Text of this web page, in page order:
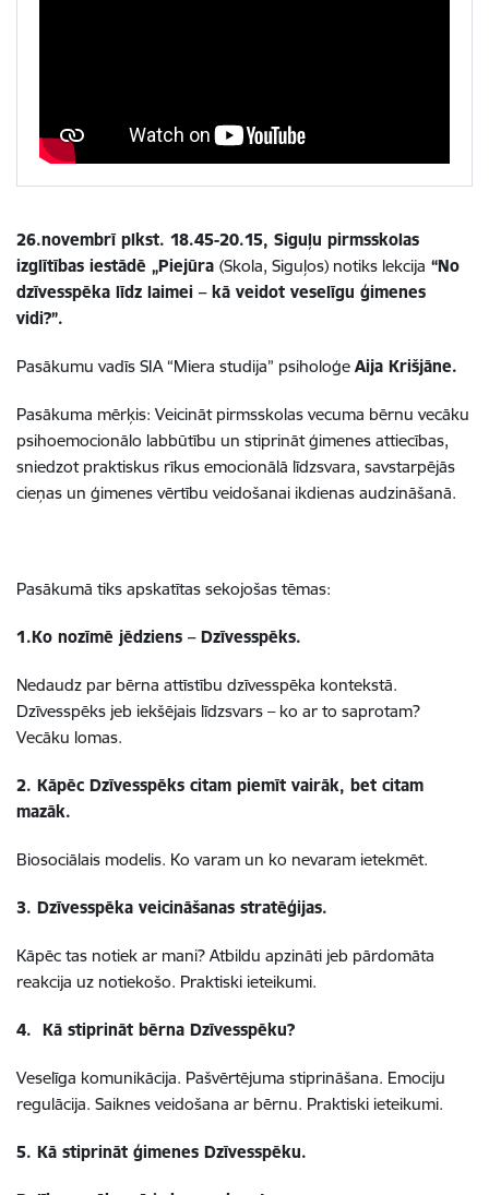
26.novembrī plkst. 18.45-20.15, Siguļu pirmsskolas
izglītības iestādē „Piejūra (Skola, Siguļos) notiks lekcija “No
dzīvesspēka līdz laimei – kā veidot veselīgu ģimenes
vidi?”.
Pasākumu vadīs SIA “Miera studija” psiholoģe Aija Krišjāne.
Pasākuma mērķis: Veicināt pirmsskolas vecuma bērnu vecāku
psihoemocionālo labbūtību un stiprināt ģimenes attiecības,
sniedzot praktiskus rīkus emocionālā līdzsvara, savstarpējās
cieņas un ģimenes vērtību veidošanai ikdienas audzināšanā.
Pasākumā tiks apskatītas sekojošas tēmas:
1.Ko nozīmē jēdziens – Dzīvesspēks.
Nedaudz par bērna attīstību dzīvesspēka kontekstā.
Dzīvesspēks jeb iekšējais līdzsvars – ko ar to saprotam?
Vecāku lomas.
2. Kāpēc Dzīvesspēks citam piemīt vairāk, bet citam
mazāk.
Biosociālais modelis. Ko varam un ko nevaram ietekmēt.
3. Dzīvesspēka veicināšanas stratēģijas.
Kāpēc tas notiek ar mani? Atbildu apzināti jeb pārdomāta
reakcija uz notiekošo. Praktiski ieteikumi.
4. Kā stiprināt bērna Dzīvesspēku?
Veselīga komunikācija. Pašvērtējuma stiprināšana. Emociju
regulācija. Saiknes veidošana ar bērnu. Praktiski ieteikumi.
5. Kā stiprināt ģimenes Dzīvesspēku.